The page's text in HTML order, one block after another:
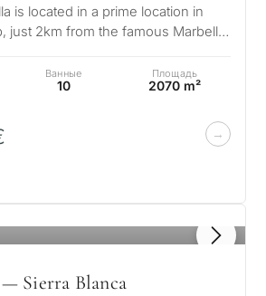
is located in a prime location in
just 2km from the famous Marbella
Ванные
10
Площадь
2070 m²
Sierra Blanca